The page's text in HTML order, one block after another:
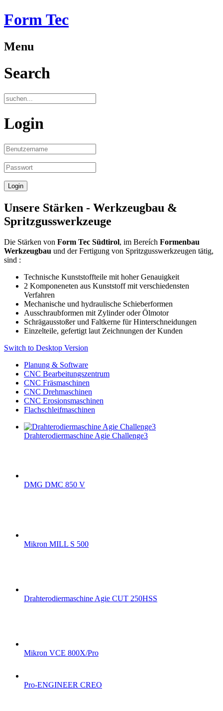
Form Tec
Menu
Search
Login
Unsere Stärken - Werkzeugbau &
Spritzgusswerkzeuge
Die Stärken von Form Tec Südtirol, im Bereích Formenbau
Werkzeugbau und der Fertigung von Spritzgusswerkzeugen tätig,
sind :
Technische Kunststoffteile mit hoher Genauigkeit
2 Komponeneten aus Kunststoff mit verschiedensten
Verfahren
Mechanische und hydraulische Schieberformen
Ausschraubformen mit Zylinder oder Ölmotor
Schrägausstoßer und Faltkerne für Hinterschneidungen
Einzelteile, gefertigt laut Zeichnungen der Kunden
Switch to Desktop Version
Planung & Software
CNC Bearbeitungszentrum
CNC Fräsmaschinen
CNC Drehmaschinen
CNC Erosionsmaschinen
Flachschleifmaschinen
Drahterodiermaschine Agie Challenge3
DMG DMC 850 V
Mikron MILL S 500
Drahterodiermaschine Agie CUT 250HSS
Mikron VCE 800X/Pro
Pro-ENGINEER CREO